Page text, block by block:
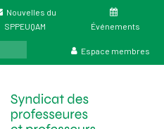
Nouvelles du
SPPEUQAM
Événements
Espace membres